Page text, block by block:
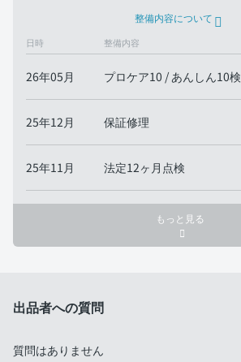
整備内容について
日時 整備内容
26年05月 プロケア10 / あんしん10検
25年12月 保証修理
25年11月 法定12ヶ月点検
もっと見る
出品者への質問
質問はありません